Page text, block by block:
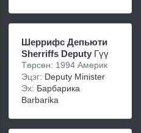
Шеррифс Депьюти
Sherriffs Deputy Гүү
Төрсөн: 1994 Америк
Эцэг: Deputy Minister
Эх: Барбарика
Barbarika